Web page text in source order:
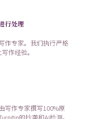
行处理
作专家。我们执行严格
作经验。
写作专家撰写100%原